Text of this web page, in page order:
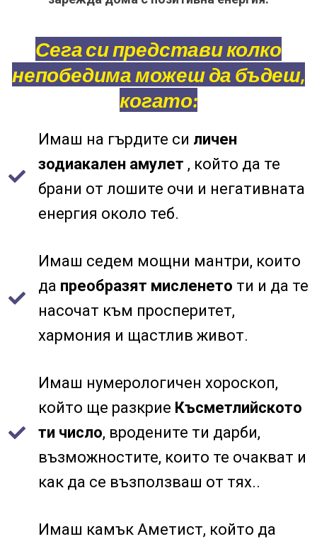
Сега си представи колко
непобедима можеш да бъдеш,
когато:
Имаш на гърдите си личен
зодиакален амулет , който да те
брани от лошите очи и негативната
енергия около теб.
Имаш седем мощни мантри, които
да преобразят мисленето ти и да те
насочат към просперитет,
хармония и щастлив живот.
Имаш нумерологичен хороскоп,
който ще разкрие Късметлийското
ти число, вродените ти дарби,
възможностите, които те очакват и
как да се възползваш от тях..
Имаш камък Аметист, който да